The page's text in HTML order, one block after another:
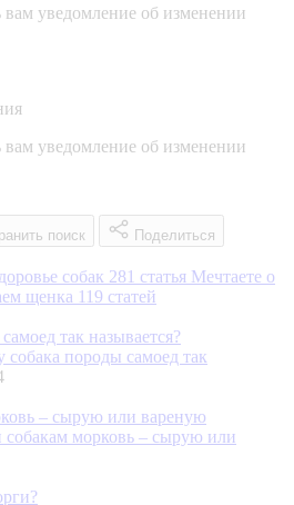
уведомление об изменении
уведомление об изменении
поиск Поделиться
собак 281 статья Мечтаете о
щенка 119 статей
собака породы самоед так
морковь – сырую или